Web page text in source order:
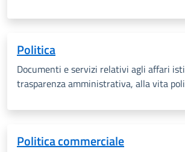
Politica
Documenti e servizi relativi agli affari
trasparenza amministrativa, alla vita
Politica commerciale